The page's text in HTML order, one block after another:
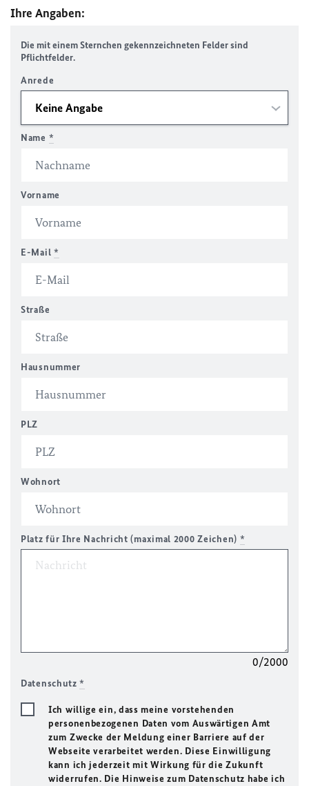
Ihre Angaben:
Die mit einem Sternchen gekennzeichneten Felder sind
Pflichtfelder.
Anrede
Name *
Vorname
E-Mail *
Straße
Hausnummer
PLZ
Wohnort
Platz für Ihre Nachricht (maximal 2000 Zeichen) *
0/2000
Datenschutz*
Ich willige ein, dass meine vorstehenden
personenbezogenen Daten vom Auswärtigen Amt
zum Zwecke der Meldung einer Barriere auf der
Webseite verarbeitet werden. Diese Einwilligung
kann ich jederzeit mit Wirkung für die Zukunft
widerrufen. Die Hinweise zum Datenschutz habe ich